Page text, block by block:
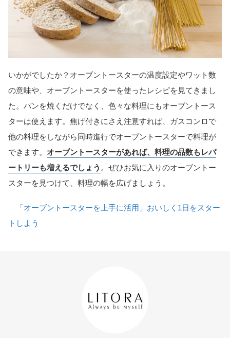
いかがでしたか？オーブントースターの温度設定やワット数
の意味や、オーブントースターを使ったレシピを見てきまし
た。パンを焼くだけでなく、色々な料理にもオーブントース
ターは使えます。焦げ付きにさえ注意すれば、ガスコンロで
他の料理をしながら同時進行でオーブントースターで料理が
できます。 オーブントースターがあれば、料理の品数もレパ
ートリーも増えるでしょう 。ぜひお気に入りのオーブントー
スターを見つけて、料理の幅を広げましょう。
「オーブントースターを上手に活用」おいしく1日をスター
トしよう